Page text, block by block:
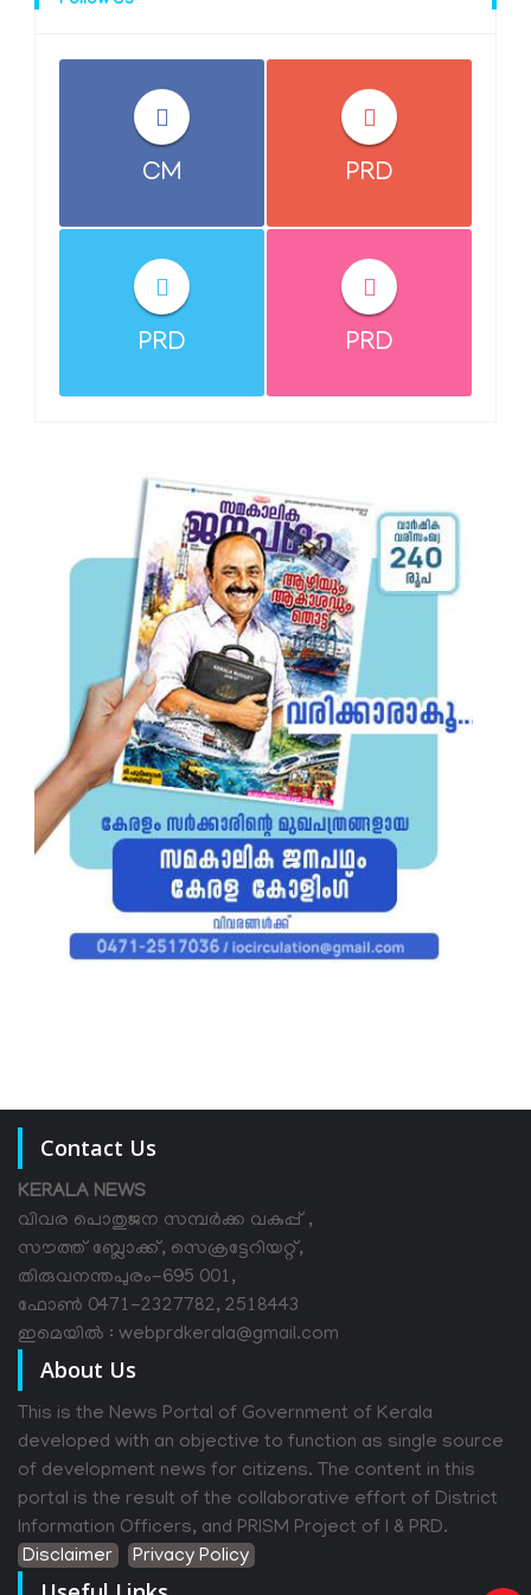
CM PRD
PRD PRD
Contact Us
KERALA NEWS
വിവര പൊതുജന സമ്പര്‍ക്ക വകുപ്പ് ,
സൗത്ത് ബ്ലോക്ക്, സെക്രട്ടേറിയറ്റ്,
തിരുവനന്തപുരം-695 001,
ഫോൺ 0471-2327782, 2518443
ഇമെയിൽ : webprdkerala@gmail.com
About Us
This is the News Portal of Government of Kerala
developed with an objective to function as single source
of development news for citizens. The content in this
portal is the result of the collaborative effort of District
Information Officers, and PRISM Project of I & PRD.
Disclaimer
Privacy Policy